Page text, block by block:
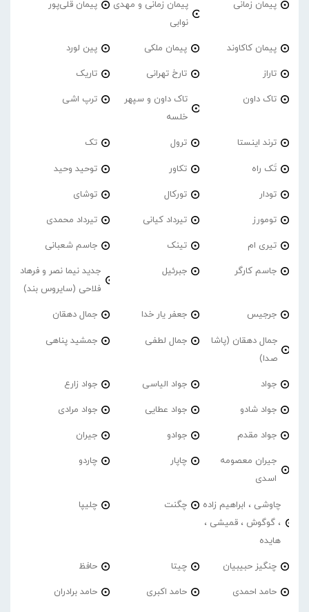
پیمان زمانی
پیمان زمانی و مهدی
نوابی
پیمان قلی‌پور
پیمان کاکاوند پیمان ملکی پین لورد
تاراز تارخ تهرانی تاریک
تاک داون
تاک داون و سپهر
خلسه
ترپ اشی
ترند اینستا ترول تک
تَک راه تکاور توحید وحید
تودار تورکال توشای
تومورز تیرداد کیانی تیرداد محمدی
تیری ام تینک جاسم شعبانی
جاسم کارگر جبرئیل
جدید نیما نصر و فرهاد
فلاحی (سایروس بند)
جرجیس جعفر یار خدا جمال دهقان
جمال دهقان (پاشا
صدا)
جمال لطفی جمشید پناهی
جواد جواد الیاسی جواد زارع
جواد شادو جواد عطایی جواد مرادی
جواد مقدم جوادو جیران
جیران معصومه
اسدی
چاپار چاردو
چاوشی ، ابراهیم زاده
، گوگوش ، قمیشی ،
هایده
چگنت چلیپا
چنگیز حبیبیان چیتا حافظ
حامد احمدی حامد اکبری حامد برادران